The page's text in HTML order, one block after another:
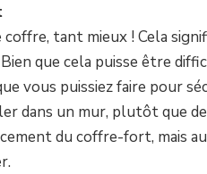
coffre, tant mieux ! Cela
Bien que cela puisse être
vous puissiez faire
dans un mur, plutôt que
du coffre-fort, mais